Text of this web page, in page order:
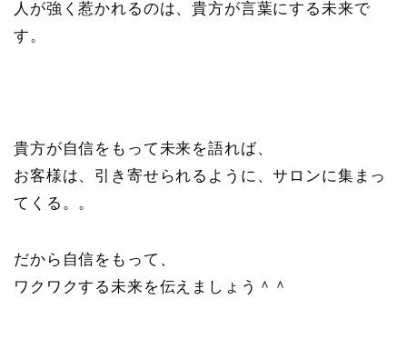
人が強く惹かれるのは、貴方が言葉にする未来で
す。
貴方が自信をもって未来を語れば、
お客様は、引き寄せられるように、サロンに集まっ
てくる。。
だから自信をもって、
ワクワクする未来を伝えましょう＾＾